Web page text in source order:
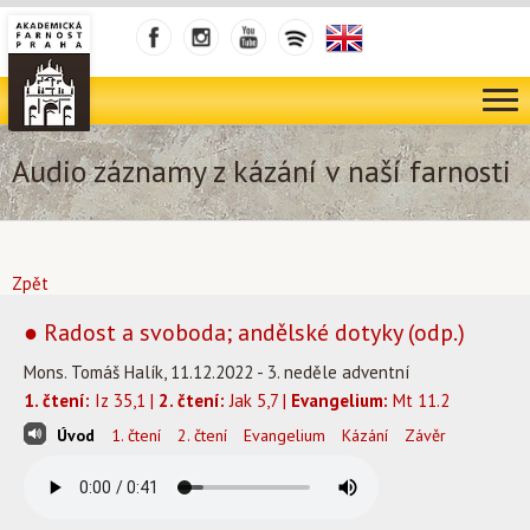
Audio záznamy z kázání v naší farnosti
Zpět
● Radost a svoboda; andělské dotyky (odp.)
Mons. Tomáš Halík, 11.12.2022 - 3. neděle adventní
1. čtení: Iz 35,1 | 2. čtení: Jak 5,7 | Evangelium: Mt 11.2
Úvod 1. čtení 2. čtení Evangelium Kázání Závěr